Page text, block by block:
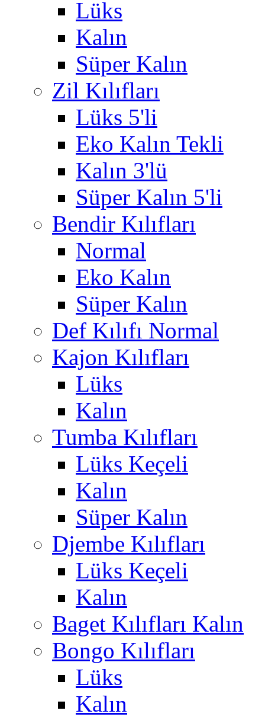
Lüks
Kalın
Süper Kalın
Zil Kılıfları
Lüks 5'li
Eko Kalın Tekli
Kalın 3'lü
Süper Kalın 5'li
Bendir Kılıfları
Normal
Eko Kalın
Süper Kalın
Def Kılıfı Normal
Kajon Kılıfları
Lüks
Kalın
Tumba Kılıfları
Lüks Keçeli
Kalın
Süper Kalın
Djembe Kılıfları
Lüks Keçeli
Kalın
Baget Kılıfları Kalın
Bongo Kılıfları
Lüks
Kalın